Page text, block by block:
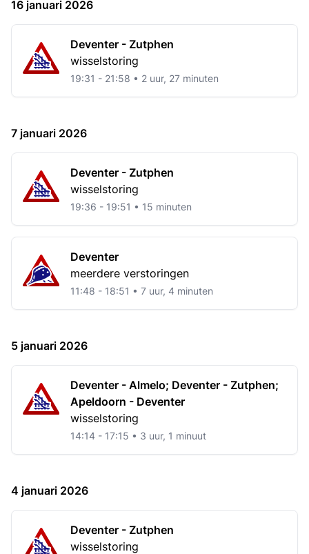
16 januari 2026
Deventer - Zutphen
wisselstoring
19:31 - 21:58 • 2 uur, 27 minuten
7 januari 2026
Deventer - Zutphen
wisselstoring
19:36 - 19:51 • 15 minuten
Deventer
meerdere verstoringen
11:48 - 18:51 • 7 uur, 4 minuten
5 januari 2026
Deventer - Almelo; Deventer - Zutphen;
Apeldoorn - Deventer
wisselstoring
14:14 - 17:15 • 3 uur, 1 minuut
4 januari 2026
Deventer - Zutphen
wisselstoring